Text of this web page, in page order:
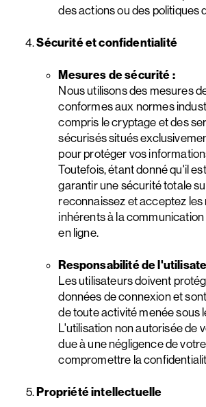
des actions ou des politiques
Sécurité et confidentialité
Mesures de sécurité :
Nous utilisons des mesures
conformes aux normes
compris le cryptage et des
sécurisés situés
pour protéger vos
Toutefois, étant donné qu'il
garantir une sécurité totale
reconnaissez et acceptez les
inhérents à la
en ligne.
Responsabilité de
Les utilisateurs doivent
données de connexion et
de toute activité menée sous
L'utilisation non autorisée de
due à une négligence de
compromettre la
Propriété intellectuelle